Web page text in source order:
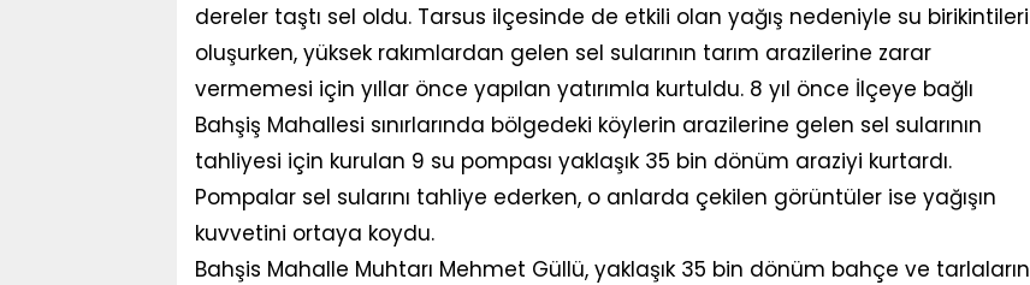
dereler taştı sel oldu. Tarsus ilçesinde de etkili olan yağış nedeniyle su birikintileri
oluşurken, yüksek rakımlardan gelen sel sularının tarım arazilerine zarar
vermemesi için yıllar önce yapılan yatırımla kurtuldu. 8 yıl önce İlçeye bağlı
Bahşiş Mahallesi sınırlarında bölgedeki köylerin arazilerine gelen sel sularının
tahliyesi için kurulan 9 su pompası yaklaşık 35 bin dönüm araziyi kurtardı.
Pompalar sel sularını tahliye ederken, o anlarda çekilen görüntüler ise yağışın
kuvvetini ortaya koydu.
Bahşis Mahalle Muhtarı Mehmet Güllü, yaklaşık 35 bin dönüm bahçe ve tarlaların